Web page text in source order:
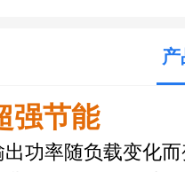
产
强节能
出功率随负载变化